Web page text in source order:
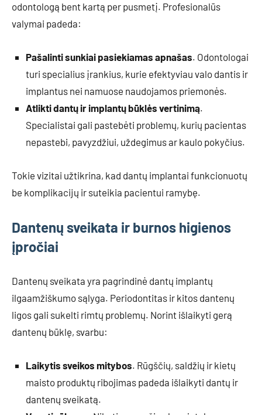
odontologą bent kartą per pusmetį. Profesionalūs
valymai padeda:
Pašalinti sunkiai pasiekiamas apnašas. Odontologai
turi specialius įrankius, kurie efektyviau valo dantis ir
implantus nei namuose naudojamos priemonės.
Atlikti dantų ir implantų būklės vertinimą.
Specialistai gali pastebėti problemų, kurių pacientas
nepastebi, pavyzdžiui, uždegimus ar kaulo pokyčius.
Tokie vizitai užtikrina, kad dantų implantai funkcionuotų
be komplikacijų ir suteikia pacientui ramybę.
Dantenų sveikata ir burnos higienos
įpročiai
Dantenų sveikata yra pagrindinė dantų implantų
ilgaamžiškumo sąlyga. Periodontitas ir kitos dantenų
ligos gali sukelti rimtų problemų. Norint išlaikyti gerą
dantenų būklę, svarbu:
Laikytis sveikos mitybos. Rūgščių, saldžių ir kietų
maisto produktų ribojimas padeda išlaikyti dantų ir
dantenų sveikatą.